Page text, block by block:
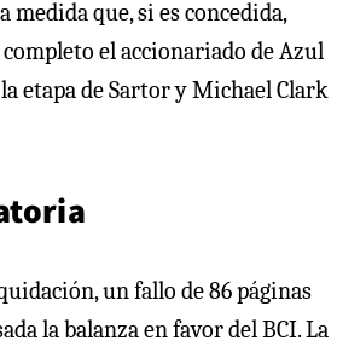
medida que, si es concedida,
el accionariado de Azul
etapa de Sartor y Michael Clark
un fallo de 86 páginas
la balanza en favor del BCI. La